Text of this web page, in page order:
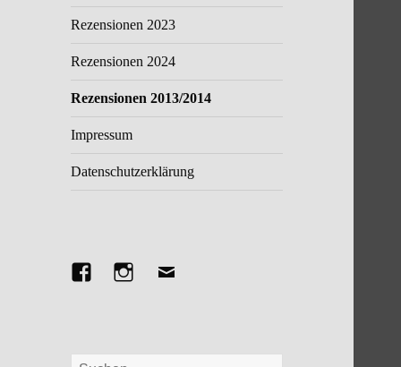
Rezensionen 2023
Rezensionen 2024
Rezensionen 2013/2014
Impressum
Datenschutzerklärung
FacebookInstagram
E-
Suchen